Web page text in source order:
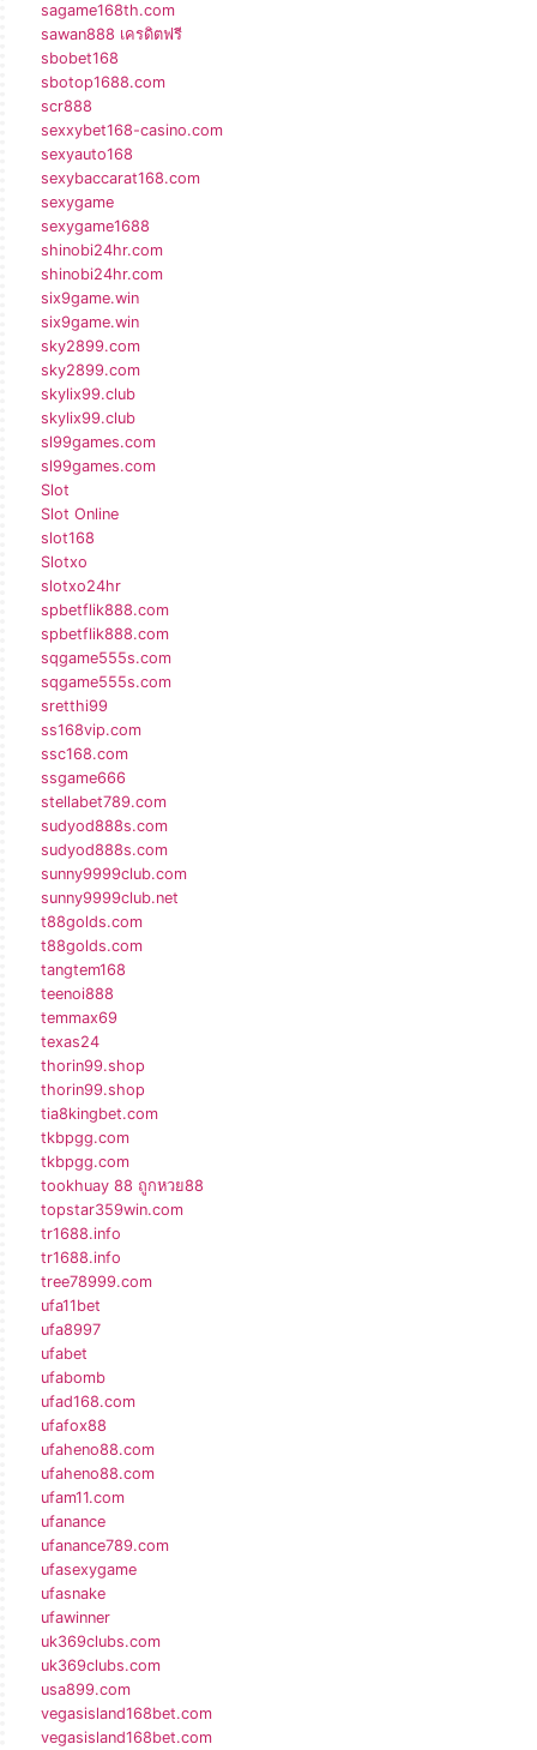
sagame168th.com
sawan888 เครดิตฟรี
sbobet168
sbotop1688.com
scr888
sexxybet168-casino.com
sexyauto168
sexybaccarat168.com
sexygame
sexygame1688
shinobi24hr.com
shinobi24hr.com
six9game.win
six9game.win
sky2899.com
sky2899.com
skylix99.club
skylix99.club
sl99games.com
sl99games.com
Slot
Slot Online
slot168
Slotxo
slotxo24hr
spbetflik888.com
spbetflik888.com
sqgame555s.com
sqgame555s.com
sretthi99
ss168vip.com
ssc168.com
ssgame666
stellabet789.com
sudyod888s.com
sudyod888s.com
sunny9999club.com
sunny9999club.net
t88golds.com
t88golds.com
tangtem168
teenoi888
temmax69
texas24
thorin99.shop
thorin99.shop
tia8kingbet.com
tkbpgg.com
tkbpgg.com
tookhuay 88 ถูกหวย88
topstar359win.com
tr1688.info
tr1688.info
tree78999.com
ufa11bet
ufa8997
ufabet
ufabomb
ufad168.com
ufafox88
ufaheno88.com
ufaheno88.com
ufam11.com
ufanance
ufanance789.com
ufasexygame
ufasnake
ufawinner
uk369clubs.com
uk369clubs.com
usa899.com
vegasisland168bet.com
vegasisland168bet.com